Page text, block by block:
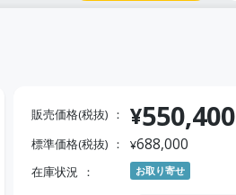
販売価格(税抜) ¥550,400
標準価格(税抜) ¥688,000
在庫状況 お取り寄せ